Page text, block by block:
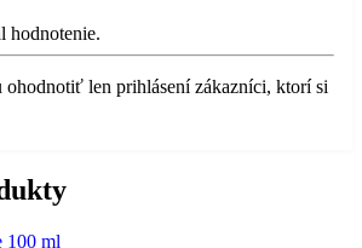
hodnotenie.
ohodnotiť len prihlásení zákazníci, ktorí si